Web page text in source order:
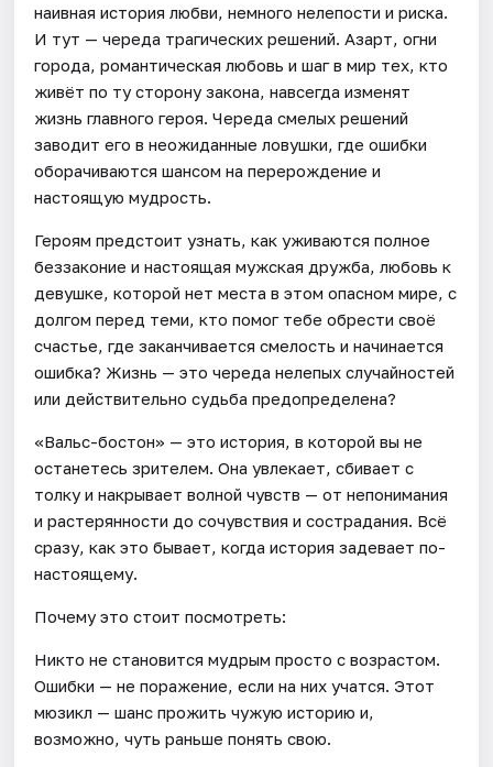
наивная история любви, немного нелепости и риска.
И тут — череда трагических решений. Азарт, огни
города, романтическая любовь и шаг в мир тех, кто
живёт по ту сторону закона, навсегда изменят
жизнь главного героя. Череда смелых решений
заводит его в неожиданные ловушки, где ошибки
оборачиваются шансом на перерождение и
настоящую мудрость.
Героям предстоит узнать, как уживаются полное
беззаконие и настоящая мужская дружба, любовь к
девушке, которой нет места в этом опасном мире, с
долгом перед теми, кто помог тебе обрести своё
счастье, где заканчивается смелость и начинается
ошибка? Жизнь — это череда нелепых случайностей
или действительно судьба предопределена?
«Вальс-бостон» — это история, в которой вы не
останетесь зрителем. Она увлекает, сбивает с
толку и накрывает волной чувств — от непонимания
и растерянности до сочувствия и сострадания. Всё
сразу, как это бывает, когда история задевает по-
настоящему.
Почему это стоит посмотреть:
Никто не становится мудрым просто с возрастом.
Ошибки — не поражение, если на них учатся. Этот
мюзикл — шанс прожить чужую историю и,
возможно, чуть раньше понять свою.